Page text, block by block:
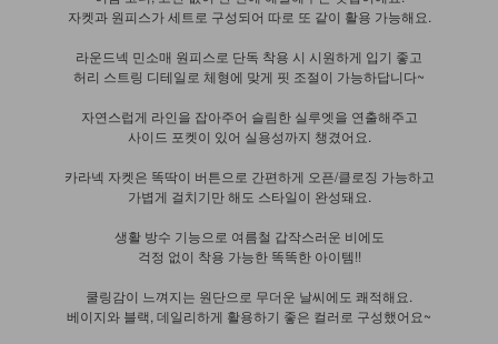
자켓과 원피스가 세트로 구성되어 따로 또 같이 활용 가능해요.
라운드넥 민소매 원피스로 단독 착용 시 시원하게 입기 좋고
허리 스트링 디테일로 체형에 맞게 핏 조절이 가능하답니다~
자연스럽게 라인을 잡아주어 슬림한 실루엣을 연출해주고
사이드 포켓이 있어 실용성까지 챙겼어요.
카라넥 자켓은 똑딱이 버튼으로 간편하게 오픈/클로징 가능하고
가볍게 걸치기만 해도 스타일이 완성돼요.
생활 방수 기능으로 여름철 갑작스러운 비에도
걱정 없이 착용 가능한 똑똑한 아이템!!
쿨링감이 느껴지는 원단으로 무더운 날씨에도 쾌적해요.
베이지와 블랙, 데일리하게 활용하기 좋은 컬러로 구성했어요~